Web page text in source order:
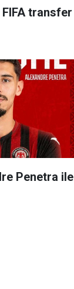
transfer
Penetra ile